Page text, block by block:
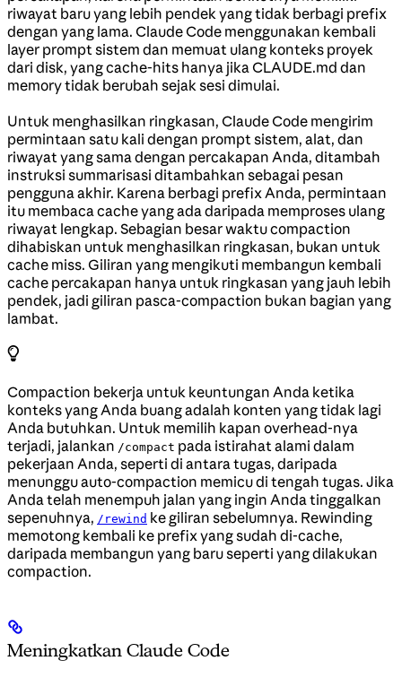
riwayat baru yang lebih pendek yang tidak berbagi prefix
dengan yang lama. Claude Code menggunakan kembali
layer prompt sistem dan memuat ulang konteks proyek
dari disk, yang cache-hits hanya jika CLAUDE.md dan
memory tidak berubah sejak sesi dimulai.
Untuk menghasilkan ringkasan, Claude Code mengirim
permintaan satu kali dengan prompt sistem, alat, dan
riwayat yang sama dengan percakapan Anda, ditambah
instruksi summarisasi ditambahkan sebagai pesan
pengguna akhir. Karena berbagi prefix Anda, permintaan
itu membaca cache yang ada daripada memproses ulang
riwayat lengkap. Sebagian besar waktu compaction
dihabiskan untuk menghasilkan ringkasan, bukan untuk
cache miss. Giliran yang mengikuti membangun kembali
cache percakapan hanya untuk ringkasan yang jauh lebih
pendek, jadi giliran pasca-compaction bukan bagian yang
lambat.
Compaction bekerja untuk keuntungan Anda ketika
konteks yang Anda buang adalah konten yang tidak lagi
Anda butuhkan. Untuk memilih kapan overhead-nya
terjadi, jalankan /compact pada istirahat alami dalam
pekerjaan Anda, seperti di antara tugas, daripada
menunggu auto-compaction memicu di tengah tugas. Jika
Anda telah menempuh jalan yang ingin Anda tinggalkan
sepenuhnya, /rewind ke giliran sebelumnya. Rewinding
memotong kembali ke prefix yang sudah di-cache,
daripada membangun yang baru seperti yang dilakukan
compaction.
Meningkatkan Claude Code